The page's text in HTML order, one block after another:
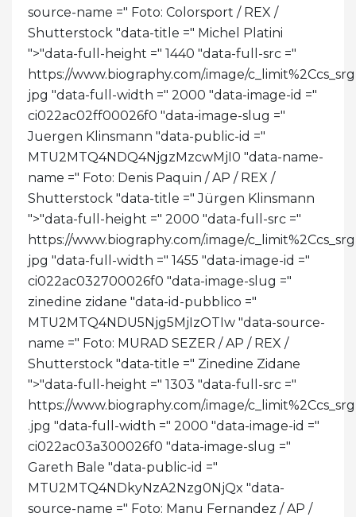
source-name =" Foto: Colorsport / REX /
Shutterstock "data-title =" Michel Platini
">"data-full-height =" 1440 "data-full-src ="
https://www.biography.com/.image/
jpg "data-full-width =" 2000 "data-image-id ="
ci022ac02ff00026f0 "data-image-slug ="
Juergen Klinsmann "data-public-id ="
MTU2MTQ4NDQ4NjgzMzcwMjI0 "data-name-
name =" Foto: Denis Paquin / AP / REX /
Shutterstock "data-title =" Jürgen Klinsmann
">"data-full-height =" 2000 "data-full-src ="
https://www.biography.com/.image/
jpg "data-full-width =" 1455 "data-image-id ="
ci022ac032700026f0 "data-image-slug ="
zinedine zidane "data-id-pubblico ="
MTU2MTQ4NDU5Njg5MjIzOTIw "data-source-
name =" Foto: MURAD SEZER / AP / REX /
Shutterstock "data-title =" Zinedine Zidane
">"data-full-height =" 1303 "data-full-src ="
https://www.biography.com/.image/
.jpg "data-full-width =" 2000 "data-image-id ="
ci022ac03a300026f0 "data-image-slug ="
Gareth Bale "data-public-id ="
MTU2MTQ4NDkyNzA2Nzg0NjQx "data-
source-name =" Foto: Manu Fernandez / AP /